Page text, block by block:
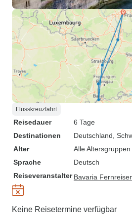
Flusskreuzfahrt
Reisedauer
6 Tage
Destinationen
Deutschland ,
Alter
Alle
Sprache
Deutsch
Reiseveranstalter Bavaria
Keine Reisetermine verfügbar